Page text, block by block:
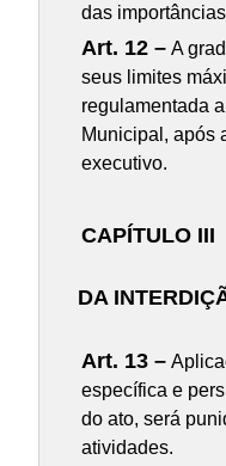
das
Art. 12 – A
seus limites
regulamentada
Municipal, após
executivo.
CAPÍTULO III
DA
Art. 13 –
específica e
do ato, será
atividades.